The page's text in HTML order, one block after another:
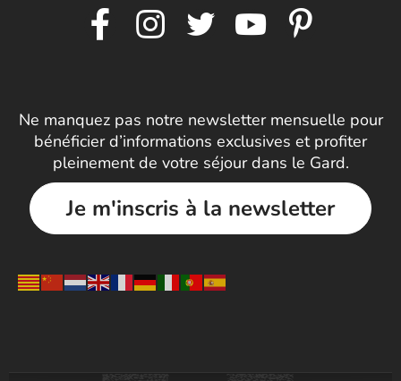
Ne manquez pas notre newsletter mensuelle pour
bénéficier d’informations exclusives et profiter
pleinement de votre séjour dans le Gard.
Je m'inscris à la newsletter